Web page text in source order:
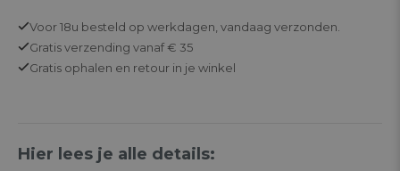
Voor 18u besteld op werkdagen, vandaag verzonden.
Gratisverzending vanaf € 35
Gratis ophalen en retour in je winkel
Hier lees je alle details: